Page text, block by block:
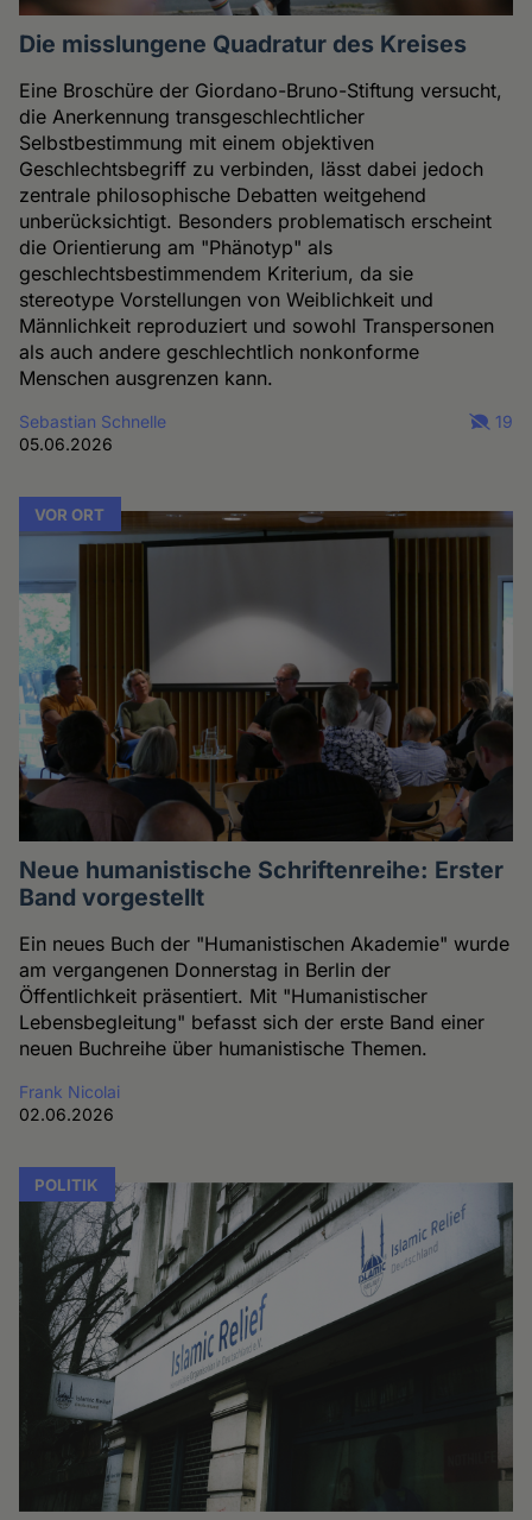
Die misslungene Quadratur des Kreises
Eine Broschüre der Giordano-Bruno-Stiftung versucht,
die Anerkennung transgeschlechtlicher
Selbstbestimmung mit einem objektiven
Geschlechtsbegriff zu verbinden, lässt dabei jedoch
zentrale philosophische Debatten weitgehend
unberücksichtigt. Besonders problematisch erscheint
die Orientierung am "Phänotyp" als
geschlechtsbestimmendem Kriterium, da sie
stereotype Vorstellungen von Weiblichkeit und
Männlichkeit reproduziert und sowohl Transpersonen
als auch andere geschlechtlich nonkonforme
Menschen ausgrenzen kann.
Sebastian Schnelle
05.06.2026
19
VOR ORT
Neue humanistische Schriftenreihe: Erster
Band vorgestellt
Ein neues Buch der "Humanistischen Akademie" wurde
am vergangenen Donnerstag in Berlin der
Öffentlichkeit präsentiert. Mit "Humanistischer
Lebensbegleitung" befasst sich der erste Band einer
neuen Buchreihe über humanistische Themen.
Frank Nicolai
02.06.2026
POLITIK